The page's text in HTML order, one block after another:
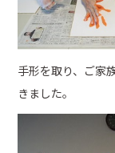
手形を取り、ご家
きました。